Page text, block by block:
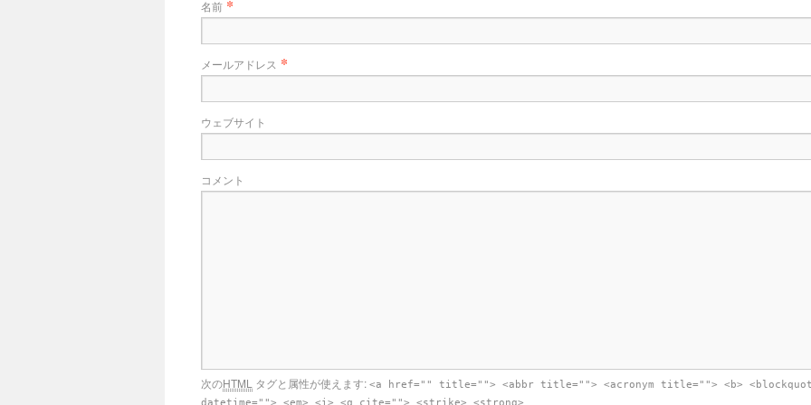
名前 *
メールアドレス *
ウェブサイト
コメント
次のHTML タグと属性が使えます: <a href="" title=""> <abbr title=""> <acronym title=""> <b>